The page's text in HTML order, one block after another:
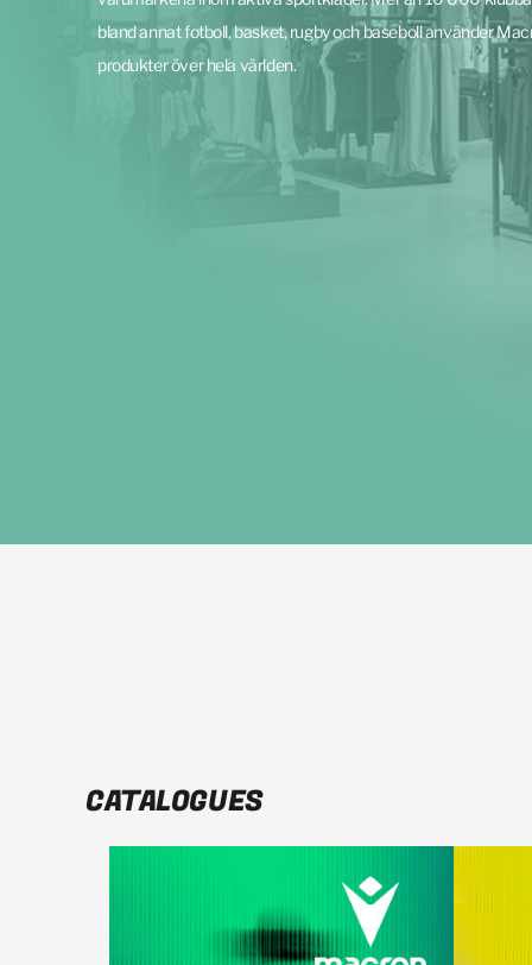
bland annat fotboll, basket, rugby och baseboll använder
produkter över hela världen.
CATALOGUES